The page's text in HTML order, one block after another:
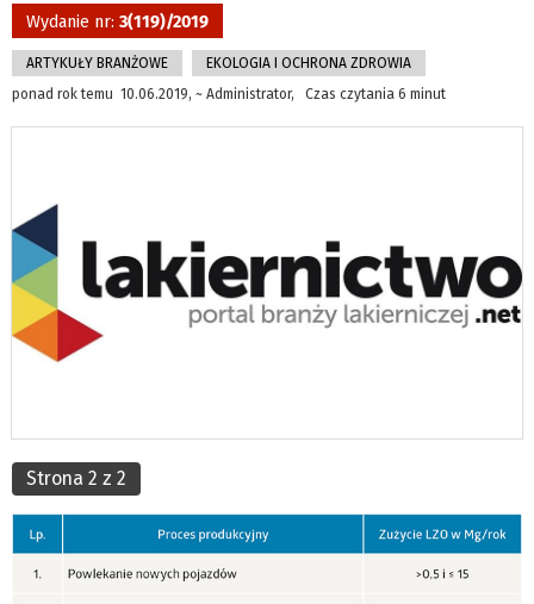
Wydanie nr: 3(119)/2019
ARTYKUŁY BRANŻOWE
EKOLOGIA I OCHRONA ZDROWIA
ponad rok temu 10.06.2019, ~ Administrator, Czas czytania 6 minut
Strona 2 z 2